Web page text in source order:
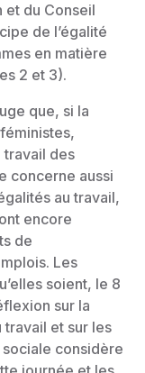
du Conseil
de l’égalité
en matière
2 et 3).
que, si la
travail des
concerne aussi
au travail,
encore
de
Les
soient, le 8
sur la
et sur les
sociale considère